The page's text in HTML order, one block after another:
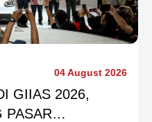
04 August 2026
GIIAS 2026,
PASAR